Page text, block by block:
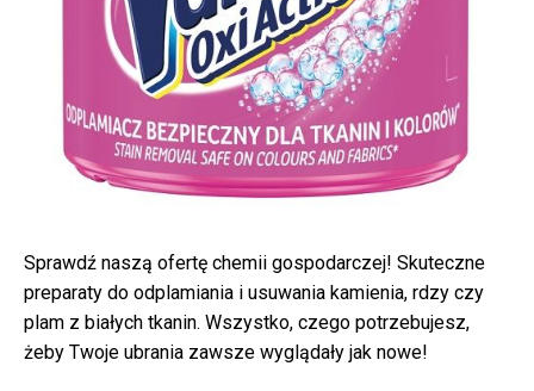
Sprawdź naszą ofertę chemii gospodarczej! Skuteczne
preparaty do odplamiania i usuwania kamienia, rdzy czy
plam z białych tkanin. Wszystko, czego potrzebujesz,
żeby Twoje ubrania zawsze wyglądały jak nowe!